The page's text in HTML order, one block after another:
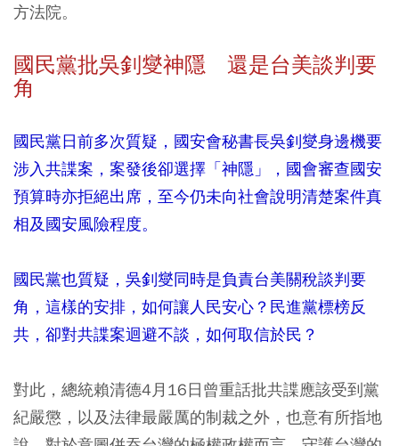
方法院。
國民黨批吳釗燮神隱 還是台美談判要
角
國民黨日前多次質疑，國安會秘書長吳釗燮身邊機要
涉入共諜案，案發後卻選擇「神隱」，國會審查國安
預算時亦拒絕出席，至今仍未向社會說明清楚案件真
相及國安風險程度。
國民黨也質疑，吳釗燮同時是負責台美關稅談判要
角，這樣的安排，如何讓人民安心？民進黨標榜反
共，卻對共諜案迴避不談，如何取信於民？
對此，總統賴清德4月16日曾重話批共諜應該受到黨
紀嚴懲，以及法律最嚴厲的制裁之外，也意有所指地